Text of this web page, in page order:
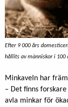
Efter 9 000 års
hållits av människor i 100
Minkaveln har
– Det finns
avla minkar för